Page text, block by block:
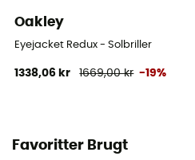
Oakley
Eyejacket Redux - Solbriller
1338,06 kr 1669,00 kr -19%
Favoritter Brugt